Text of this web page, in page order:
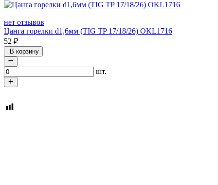
нет отзывов
Цанга горелки d1,6мм (TIG TP 17/18/26) OKL1716
52 ₽
В корзину
шт.